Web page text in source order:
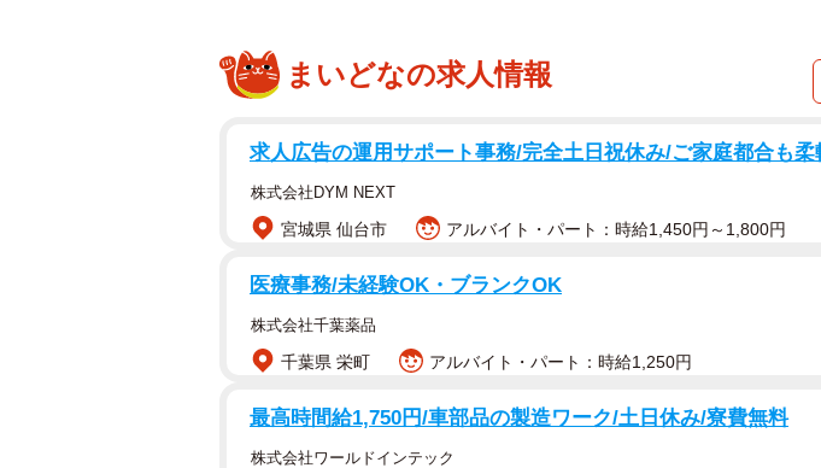
蔵王キツネ村の鳥居の前で小競り合いをする2匹のキツネ（提供：狐仙人乃弟
せっかくなのでおきつねずもうのその他の写真です🦊
pic.twitter.com/Q57aSzKMGL
— 狐仙人乃弟子 トコノ オルタ (@ttt_zegu952)
ーー写真を撮影されたのはいつ？
「2021年11月、宮城蔵王キツネ村（宮城県白石市）です」
ーーどのような状況だったのでしょうか？
まいどなの求人情報
求人広告の運用サポート事務/完全土日祝休み/ご家庭都合も柔
株式会社DYM NEXT
宮城県 仙台市 アルバイト・パート：時給1,450円～1,800円
医療事務/未経験OK・ブランクOK
株式会社千葉薬品
千葉県 栄町 アルバイト・パート：時給1,250円
最高時間給1,750円/車部品の製造ワーク/土日休み/寮費無料
株式会社ワールドインテック